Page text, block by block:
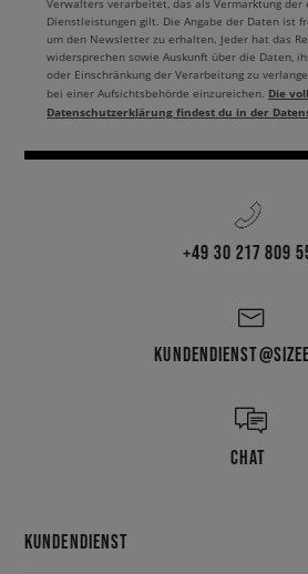
Verwalters verarbeitet, das als Vermarktung der
Dienstleistungen gilt. Die Angabe der Daten ist
um den Newsletter zu erhalten. Jeder hat das
widersprechen sowie Auskunft über die Daten,
oder Einschränkung der Verarbeitung zu
bei einer Aufsichtsbehörde einzureichen. Die
Datenschutzerklärung findest du in der
+49 30 217 809
CHAT
KUNDENDIENST